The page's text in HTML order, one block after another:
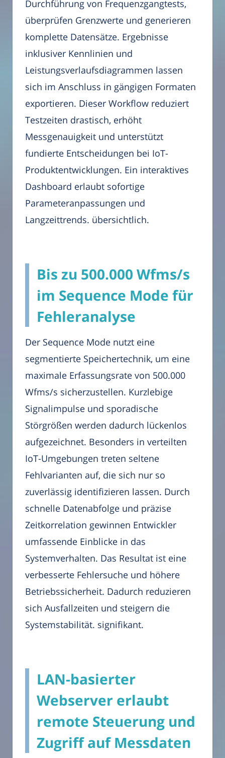
Durchführung von Frequenzgangtests,
überprüfen Grenzwerte und generieren
komplette Datensätze. Ergebnisse
inklusiver Kennlinien und
Leistungsverlaufsdiagrammen lassen
sich im Anschluss in gängigen Formaten
exportieren. Dieser Workflow reduziert
Testzeiten drastisch, erhöht
Messgenauigkeit und unterstützt
fundierte Entscheidungen bei IoT-
Produktentwicklungen. Ein interaktives
Dashboard erlaubt sofortige
Parameteranpassungen und
Langzeittrends. übersichtlich.
Bis zu 500.000 Wfms/s
im Sequence Mode für
Fehleranalyse
Der Sequence Mode nutzt eine
segmentierte Speichertechnik, um eine
maximale Erfassungsrate von 500.000
Wfms/s sicherzustellen. Kurzlebige
Signalimpulse und sporadische
Störgrößen werden dadurch lückenlos
aufgezeichnet. Besonders in verteilten
IoT-Umgebungen treten seltene
Fehlvarianten auf, die sich nur so
zuverlässig identifizieren lassen. Durch
schnelle Datenabfolge und präzise
Zeitkorrelation gewinnen Entwickler
umfassende Einblicke in das
Systemverhalten. Das Resultat ist eine
verbesserte Fehlersuche und höhere
Betriebssicherheit. Dadurch reduzieren
sich Ausfallzeiten und steigern die
Systemstabilität. signifikant.
LAN-basierter
Webserver erlaubt
remote Steuerung und
Zugriff auf Messdaten